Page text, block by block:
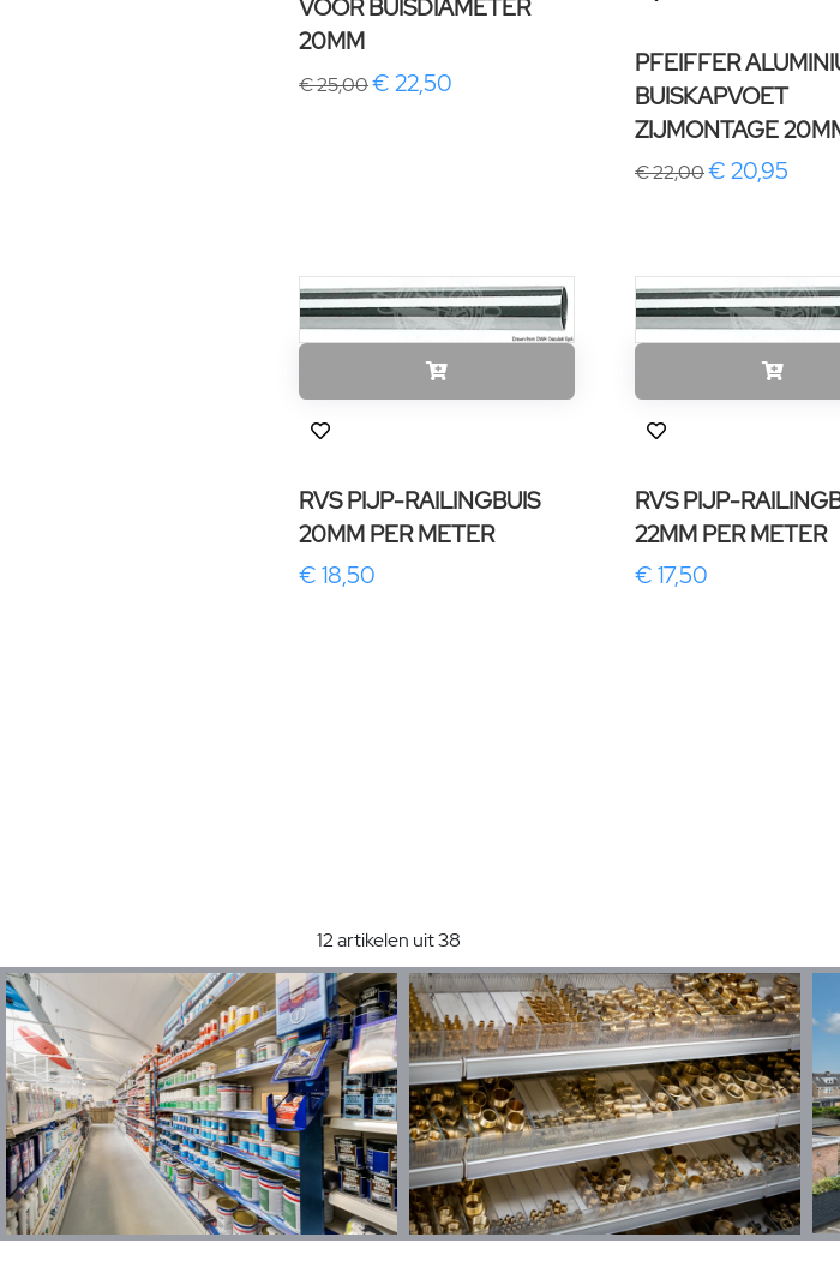
VOOR BUISDIAMETER
20MM
€ 25,00€ 22,50
PFEIFFER
BUISKAPVOET
ZIJMONTAGE
€ 22,00€ 20,95
RVS PIJP-RAILINGBUIS
20MM PER METER
€ 18,50
RVS PIJP-
22MM PER METER
€ 17,50
12 artikelen uit 38